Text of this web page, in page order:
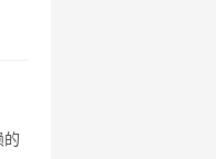
的